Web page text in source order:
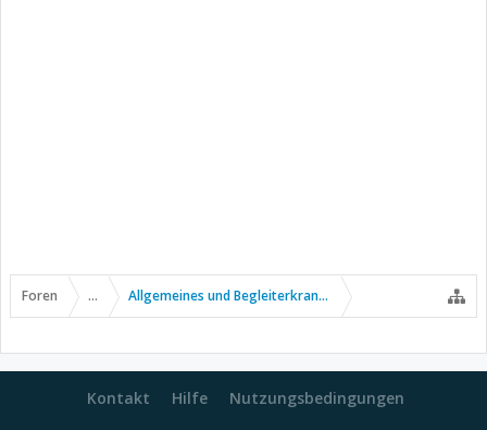
Foren ... Allgemeines und Begleiterkrankungen
Kontakt Hilfe Nutzungsbedingungen